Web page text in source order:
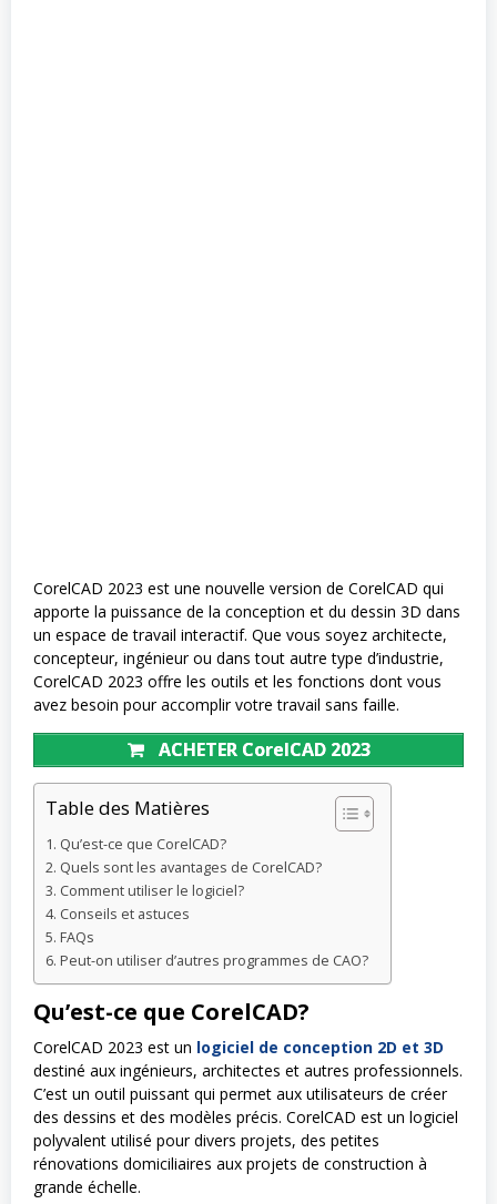
CorelCAD 2023 est une nouvelle version de CorelCAD qui
apporte la puissance de la conception et du dessin 3D dans
un espace de travail interactif. Que vous soyez architecte,
concepteur, ingénieur ou dans tout autre type d’industrie,
CorelCAD 2023 offre les outils et les fonctions dont vous
avez besoin pour accomplir votre travail sans faille.
ACHETER CorelCAD 2023
Table des Matières
Qu’est-ce que CorelCAD?
Quels sont les avantages de CorelCAD?
Comment utiliser le logiciel?
Conseils et astuces
FAQs
Peut-on utiliser d’autres programmes de CAO?
Qu’est-ce que CorelCAD?
CorelCAD 2023 est un logiciel de conception 2D et 3D
destiné aux ingénieurs, architectes et autres professionnels.
C’est un outil puissant qui permet aux utilisateurs de créer
des dessins et des modèles précis. CorelCAD est un logiciel
polyvalent utilisé pour divers projets, des petites
rénovations domiciliaires aux projets de construction à
grande échelle.